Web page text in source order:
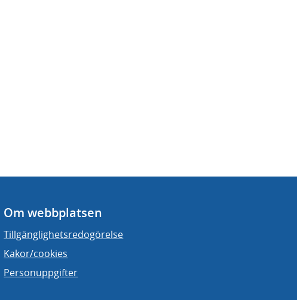
Om webbplatsen
Tillgänglighetsredogörelse
Kakor/cookies
Personuppgifter